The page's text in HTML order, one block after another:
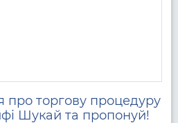
про торгову процедуру
Шукай та пропонуй!